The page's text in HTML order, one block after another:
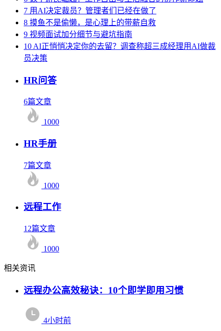
7 用AI决定裁员？管理者们已经在做了
8 摸鱼不是偷懒，是心理上的带薪自救
9 视频面试加分细节与避坑指南
10 AI正悄悄决定你的去留？调查称超三成经理用AI做裁
员决策
HR问答
6篇文章
1000
HR手册
7篇文章
1000
远程工作
12篇文章
1000
相关资讯
远程办公高效秘诀：10个即学即用习惯
4小时前